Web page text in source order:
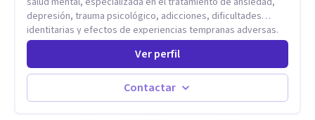
depresión, trauma psicológico, adicciones, dificultades
identitarias y efectos de experiencias tempranas adversas.
Ofrezco un espacio terapéutico seguro, confidencial y
profundamente humano, donde el dolor emocional puede
transformarse en autoconocimiento, regulación emocional y
psicoanálisis, terapia somática y de trauma, psicología
Ver perfil
Contactar